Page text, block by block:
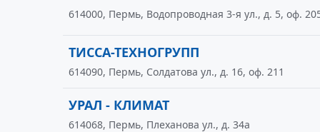
614000, Пермь, Водопроводная 3-я ул., д. 5, оф.
ТИССА-ТЕХНОГРУПП
614090, Пермь, Солдатова ул., д. 16, оф. 211
УРАЛ - КЛИМАТ
614068, Пермь, Плеханова ул., д. 34а